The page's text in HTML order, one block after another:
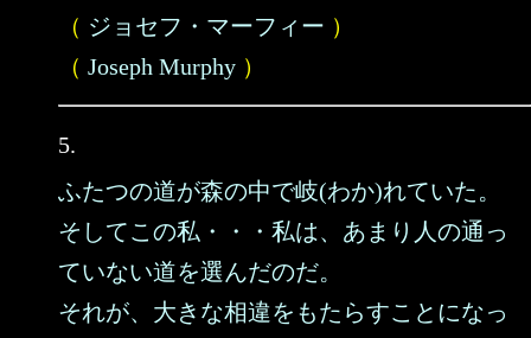
（ ジョセフ・マーフィー ）
（ Joseph Murphy ）
5.
ふたつの道が森の中で岐(わか)れていた。
そしてこの私・・・私は、あまり人の通っ
ていない道を選んだのだ。
それが、大きな相違をもたらすことになっ